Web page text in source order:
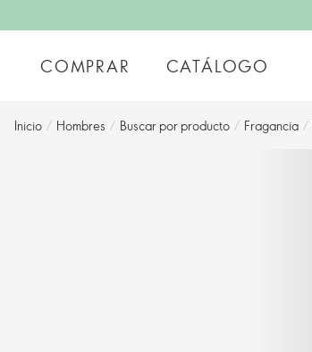
COMPRAR CATÁLOGO
Inicio / Hombres / Buscar por producto / Fragancia /